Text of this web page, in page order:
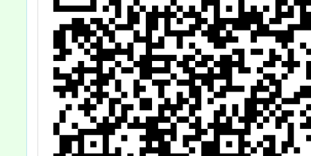
踴躍
請